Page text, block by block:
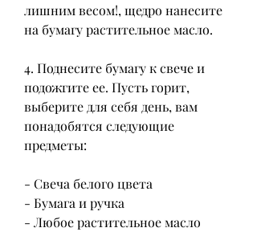
лишним весом!, щедро нанесите
на бумагу растительное масло.
4. Поднесите бумагу к свече и
подожгите ее. Пусть горит,
выберите для себя день, вам
понадобятся следующие
предметы:
- Свеча белого цвета
- Бумага и ручка
- Любое растительное масло